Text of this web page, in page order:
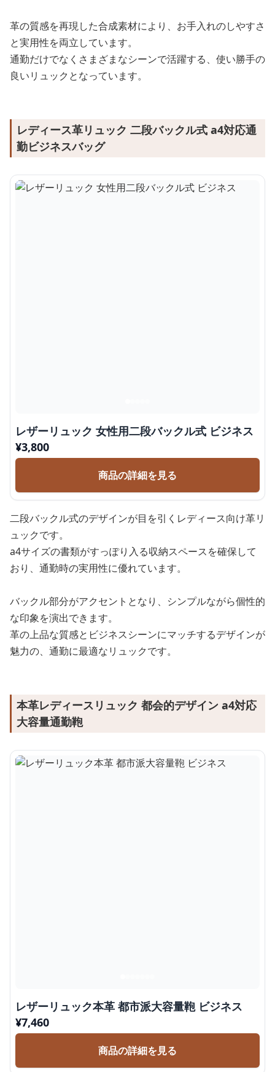
革の質感を再現した合成素材により、お手入れのしやすさ
と実用性を両立しています。
通勤だけでなくさまざまなシーンで活躍する、使い勝手の
良いリュックとなっています。
レディース革リュック 二段バックル式 a4対応通
勤ビジネスバッグ
レザーリュック 女性用二段バックル式 ビジネス
¥3,800
商品の詳細を見る
二段バックル式のデザインが目を引くレディース向け革リ
ュックです。
a4サイズの書類がすっぽり入る収納スペースを確保して
おり、通勤時の実用性に優れています。
バックル部分がアクセントとなり、シンプルながら個性的
な印象を演出できます。
革の上品な質感とビジネスシーンにマッチするデザインが
魅力の、通勤に最適なリュックです。
本革レディースリュック 都会的デザイン a4対応
大容量通勤鞄
レザーリュック本革 都市派大容量鞄 ビジネス
¥7,460
商品の詳細を見る